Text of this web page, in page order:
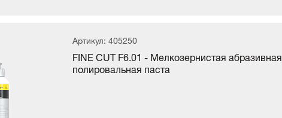
Артикул: 405250
FINE CUT F6.01 - Мелкозернистая абразивная
полировальная паста